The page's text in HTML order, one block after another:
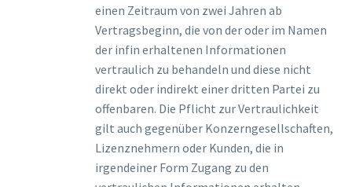
einen Zeitraum von zwei Jahren ab
Vertragsbeginn, die von der oder im Namen
der infin erhaltenen Informationen
vertraulich zu behandeln und diese nicht
direkt oder indirekt einer dritten Partei zu
offenbaren. Die Pflicht zur Vertraulichkeit
gilt auch gegenüber Konzerngesellschaften,
Lizenznehmern oder Kunden, die in
irgendeiner Form Zugang zu den